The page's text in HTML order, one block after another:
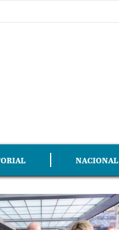
NACIONAL